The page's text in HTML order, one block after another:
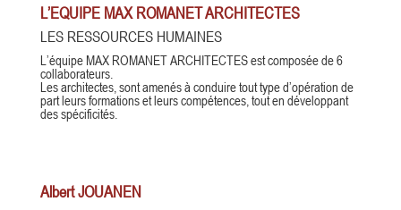
L’EQUIPE MAX ROMANET ARCHITECTES
LES RESSOURCES HUMAINES
L’équipe MAX ROMANET ARCHITECTES est composée de 6
collaborateurs.
Les architectes, sont amenés à conduire tout type d’opération de
part leurs formations et leurs compétences, tout en développant
des spécificités.
Albert JOUANEN